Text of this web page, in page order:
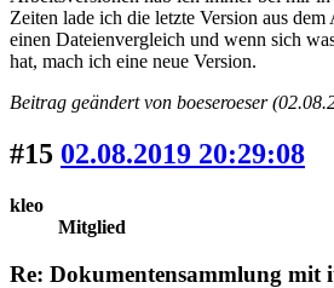
Zeiten lade ich die letzte Version aus dem
einen Dateienvergleich und wenn sich
hat, mach ich eine neue Version.
Beitrag geändert von boeseroeser
#15 02.08.2019 20:29:08
kleo
Mitglied
Re: Dokumentensammlung mit